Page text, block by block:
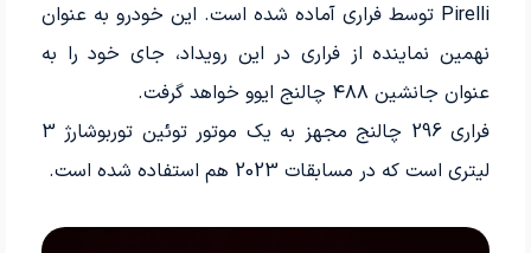
Pirelli توسط فراری آماده شده است. این خودرو به عنوان
نهمین نماینده از فراری در این رویداد، جای خود را به
عنوان جانشین ۴۸۸ چالنج ایوو خواهد گرفت.
فراری 296 چالنج مجهز به یک موتور توئین توربوشارژ 3
لیتری است که در مسابقات 2023 هم استفاده شده است.